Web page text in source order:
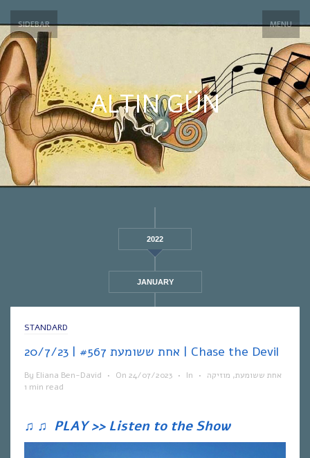
SIDEBAR MENU
ALTIN GÜN
2022
JANUARY
STANDARD
אחת ששומעת #567 | 20/7/23 | Chase the Devil
By Eliana Ben-David • On 24/07/2023 • In אחת ששומעת, מוזיקה
•
1 min read
♫ ♫ PLAY >> Listen to the Show